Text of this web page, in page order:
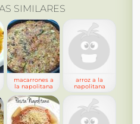
SIMILARES
macarrones a
la napolitana
arroz a la
napolitana